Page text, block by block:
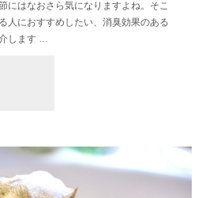
にはなおさら気になりますよね。そこ
人におすすめしたい、消臭効果のある
します …